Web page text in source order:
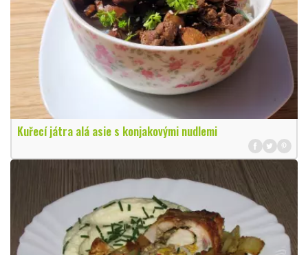
Kuřecí játra alá asie s konjakovými nudlemi